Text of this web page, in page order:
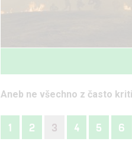
Aneb ne všechno z často
1 2 3 4 5 6